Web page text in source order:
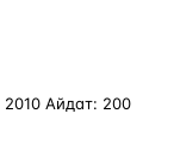
Айдат: 200